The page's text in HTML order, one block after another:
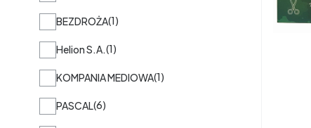
BEZDROŻA 1
Helion S.A. 1
KOMPANIA MEDIOWA 1
PASCAL 6